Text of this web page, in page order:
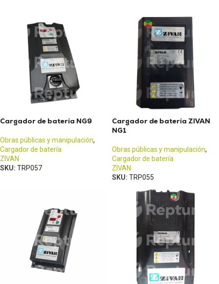
Cargador de batería NG9
Obras públicas y manipulación,
Cargador de batería
ZIVAN
SKU: TRP057
Cargador de batería ZIVAN
NG1
Obras públicas y manipulación,
Cargador de batería
ZIVAN
SKU: TRP055